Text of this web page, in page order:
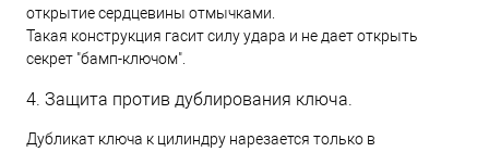
открытие сердцевины отмычками.
Такая конструкция гасит силу удара и не дает открыть
секрет "бамп-ключом".
4. Защита против дублирования ключа.
Дубликат ключа к цилиндру нарезается только в